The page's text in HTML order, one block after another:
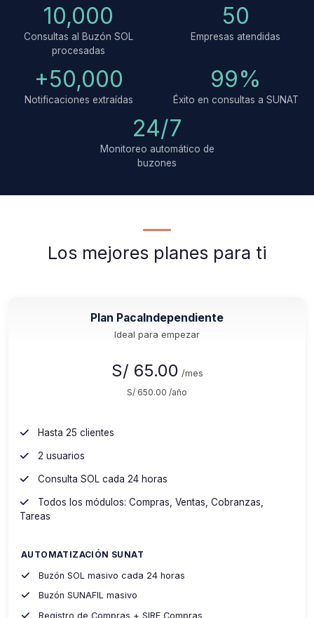
10,000
Consultas al Buzón SOL
procesadas
50
Empresas atendidas
+50,000
Notificaciones extraídas
99%
Éxito en consultas a SUNAT
24/7
Monitoreo automático de
buzones
Los mejores planes para ti
Plan PacaIndependiente
Ideal para empezar
S/ 65.00 /mes
S/ 650.00 /año
Hasta 25 clientes
2 usuarios
Consulta SOL cada 24 horas
Todos los módulos: Compras, Ventas, Cobranzas,
Tareas
AUTOMATIZACIÓN SUNAT
Buzón SOL masivo cada 24 horas
Buzón SUNAFIL masivo
Registro de Compras + SIRE Compras